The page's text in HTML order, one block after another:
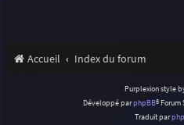
Accueil Index du forum
Purplexion style
Développé parphpBB®
Traduit par